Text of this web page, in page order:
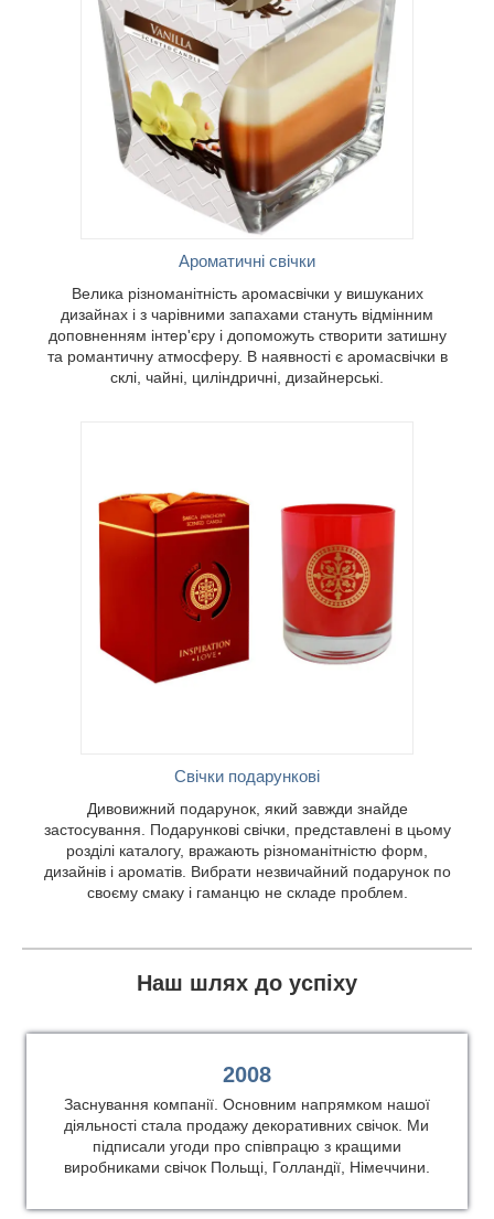
Ароматичні свічки
Велика різноманітність аромасвічки у вишуканих
дизайнах і з чарівними запахами стануть відмінним
доповненням інтер'єру і допоможуть створити затишну
та романтичну атмосферу. В наявності є аромасвічки в
склі, чайні, циліндричні, дизайнерські.
Свічки подарункові
Дивовижний подарунок, який завжди знайде
застосування. Подарункові свічки, представлені в цьому
розділі каталогу, вражають різноманітністю форм,
дизайнів і ароматів. Вибрати незвичайний подарунок по
своєму смаку і гаманцю не складе проблем.
Наш шлях до успіху
2008
Заснування компанії. Основним напрямком нашої
діяльності стала продажу декоративних свічок. Ми
підписали угоди про співпрацю з кращими
виробниками свічок Польщі, Голландії, Німеччини.